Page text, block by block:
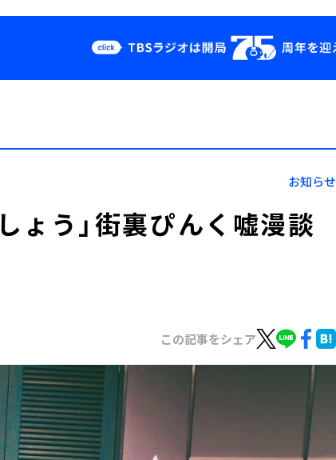
Podcast
YouTube
お知らせ
ょう」街裏ぴんく嘘漫談
この記事をシェア